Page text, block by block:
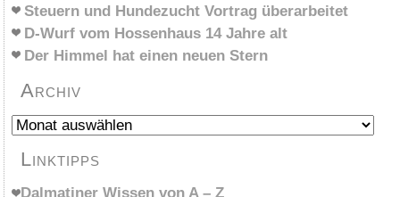
Steuern und Hundezucht Vortrag überarbeitet
D-Wurf vom Hossenhaus 14 Jahre alt
Der Himmel hat einen neuen Stern
Archiv
Archiv
Linktipps
Dalmatiner Wissen von A – Z